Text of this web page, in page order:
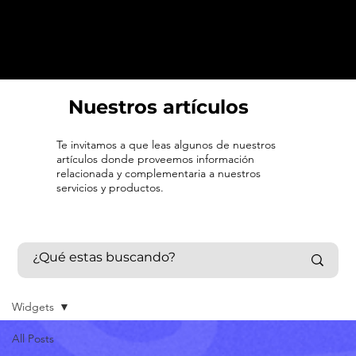
Nuestros artículos
Te invitamos a que leas algunos de nuestros
artículos donde proveemos información
relacionada y complementaria a nuestros
servicios y productos.
All Posts
Widgets